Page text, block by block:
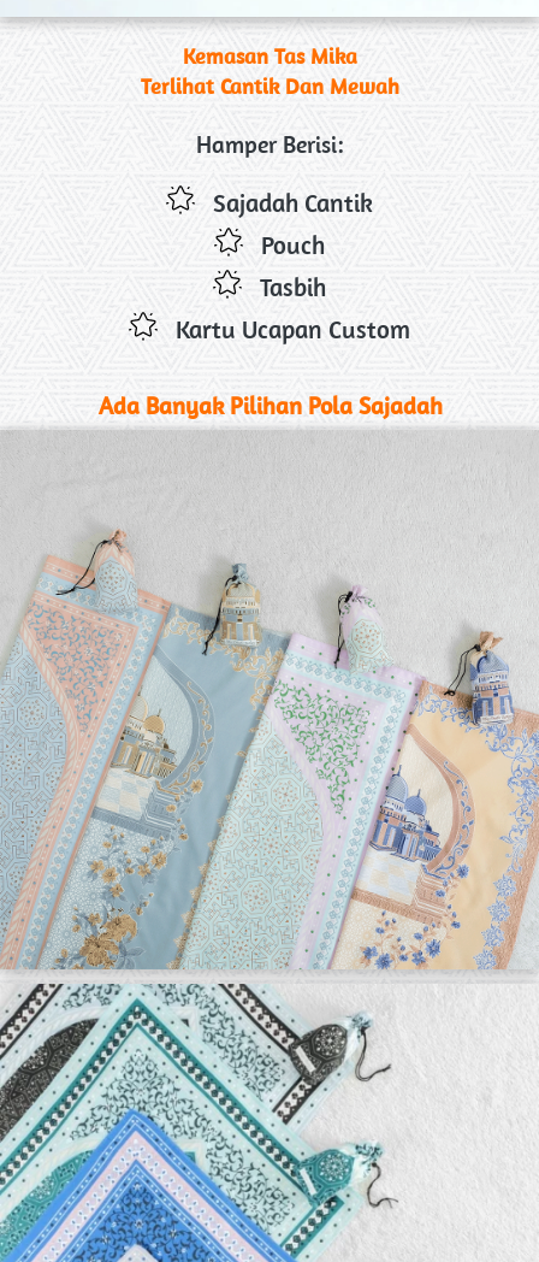
Kemasan Tas Mika
Terlihat Cantik Dan Mewah
Hamper Berisi:
Sajadah Cantik
Pouch
Tasbih
Kartu Ucapan Custom
Ada Banyak Pilihan Pola Sajadah